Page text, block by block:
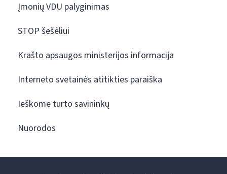
Įmonių VDU palyginimas
STOP šešėliui
Krašto apsaugos ministerijos informacija
Interneto svetainės atitikties paraiška
Ieškome turto savininkų
Nuorodos